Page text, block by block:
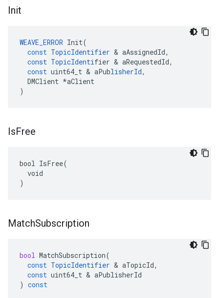
Init
WEAVE_ERROR Init(
const TopicIdentifier & aAssignedId,
const TopicIdentifier & aRequestedId,
const uint64_t & aPublisherId,
DMClient *aClient
)
IsFree
bool IsFree(
  void
)
MatchSubscription
bool MatchSubscription(
const TopicIdentifier & aTopicId,
const uint64_t & aPublisherId
) const